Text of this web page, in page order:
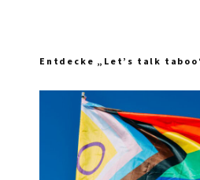
Entdecke „Let’s talk